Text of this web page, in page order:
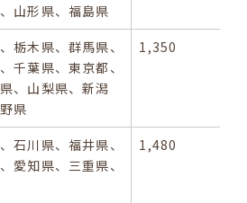
山形県、福島県
栃木県、群馬県、
千葉県、東京都、
、 山梨県、新潟
県
1,350
石川県、福井県、
愛知県、三重県、
1,480